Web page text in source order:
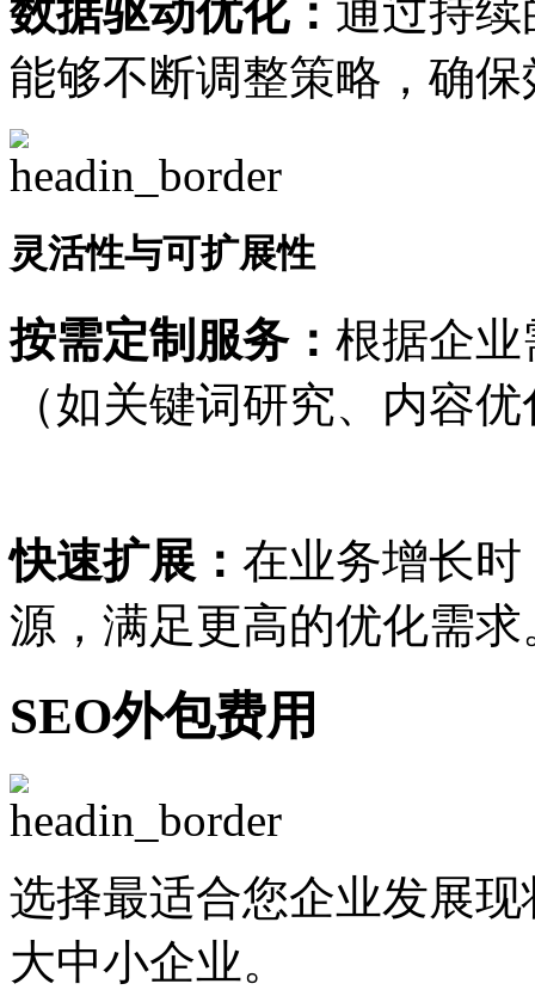
数据驱动优化： 通过持
能够不断调整策略，确
灵活性与可扩展性
按需定制服务： 根据企业
（如关键词研究、内容
快速扩展： 在业务增长
源，满足更高的优化需求
SEO外包费用
选择最适合您企业发展
大中小企业。